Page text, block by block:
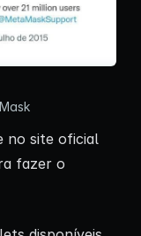
no site oficial
fazer o